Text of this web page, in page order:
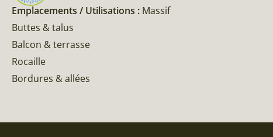
Emplacements / Utilisations : Massif
Buttes & talus
Balcon & terrasse
Rocaille
Bordures & allées